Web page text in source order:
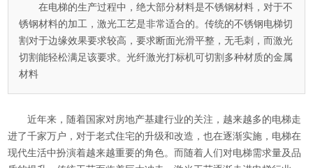
在电梯的生产过程中，绝大部分材料是不锈钢材料，对于不
锈钢材料的加工，激光工艺是非常适合的。传统的不锈钢电梯切
割对于边缘效果要求较高，要求断面光滑平整，无毛刺，而激光
切割能轻松满足该要求。光纤激光打标机可切割多种材质的金属
材料
近年来，随着国家对房地产基建行业的关注，越来越多的电梯走
进了千家万户，对于老式住宅的升级和改造，也在逐渐实施，电梯在
现代生活中扮演着越来越重要的角色。而随着人们对电梯需求量及品